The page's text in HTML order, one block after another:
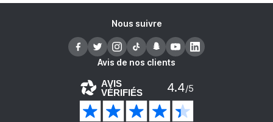
Nous suivre
Avis de nos clients
AVIS
VÉRIFIÉS 4.4/5